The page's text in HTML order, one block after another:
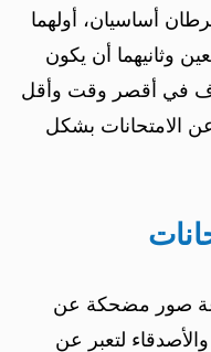
أساسيان، أولهما
وثانيهما أن يكون
في أقصر وقت وأقل
بشكل
صور مضحكة عن
لتعبر عن